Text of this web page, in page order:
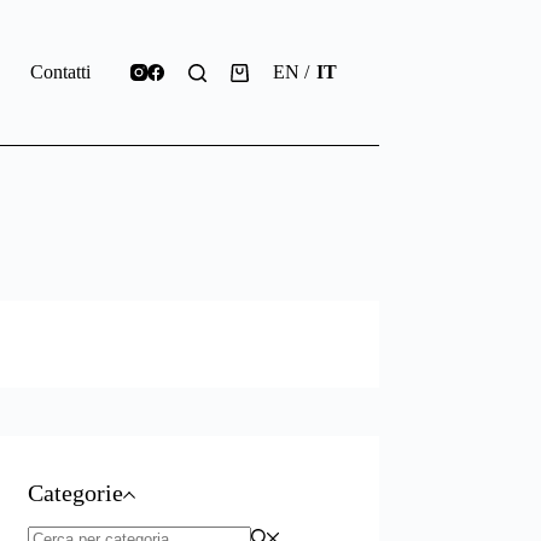
Contatti Carrello
EN IT
Categorie